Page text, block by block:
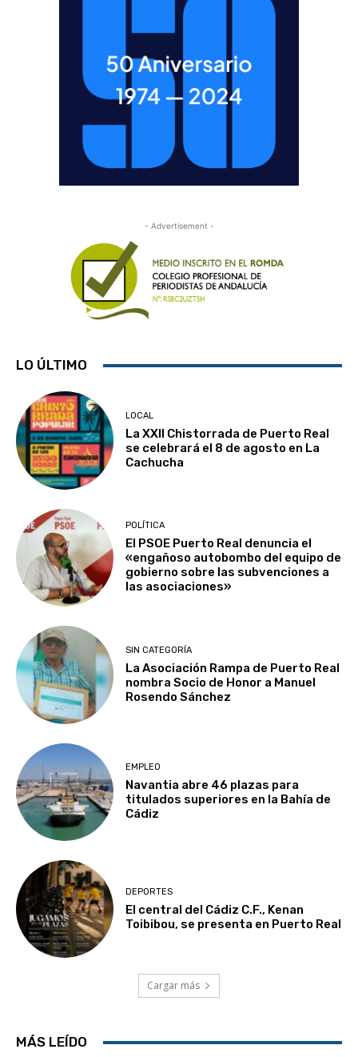
- Advertisement -
LO ÚLTIMO
LOCAL
La XXII Chistorrada de Puerto Real
se celebrará el 8 de agosto en La
Cachucha
POLÍTICA
El PSOE Puerto Real denuncia el
«engañoso autobombo del equipo de
gobierno sobre las subvenciones a
las asociaciones»
SIN CATEGORÍA
La Asociación Rampa de Puerto Real
nombra Socio de Honor a Manuel
Rosendo Sánchez
EMPLEO
Navantia abre 46 plazas para
titulados superiores en la Bahía de
Cádiz
DEPORTES
El central del Cádiz C.F., Kenan
Toibibou, se presenta en Puerto Real
Cargar más
MÁS LEÍDO